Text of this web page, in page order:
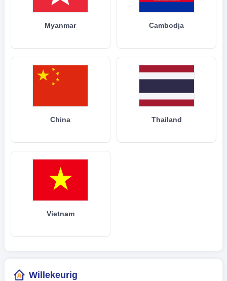
Myanmar Cambodja
China Thailand
Vietnam
Willekeurig